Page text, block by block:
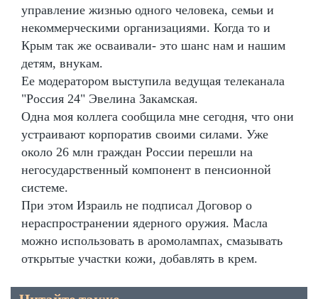
управление жизнью одного человека, семьи и
некоммерческими организациями. Когда то и
Крым так же осваивали- это шанс нам и нашим
детям, внукам.
Ее модератором выступила ведущая телеканала
"Россия 24" Эвелина Закамская.
Одна моя коллега сообщила мне сегодня, что они
устраивают корпоратив своими силами. Уже
около 26 млн граждан России перешли на
негосударственный компонент в пенсионной
системе.
При этом Израиль не подписал Договор о
нераспространении ядерного оружия. Масла
можно использовать в аромолампах, смазывать
открытые участки кожи, добавлять в крем.